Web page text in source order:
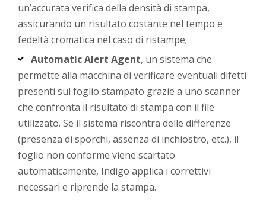
un’accurata verifica della densità di stampa,
assicurando un risultato costante nel tempo e
fedeltà cromatica nel caso di ristampe;
Automatic Alert Agent, un sistema che
permette alla macchina di verificare eventuali difetti
presenti sul foglio stampato grazie a uno scanner
che confronta il risultato di stampa con il file
utilizzato. Se il sistema riscontra delle differenze
(presenza di sporchi, assenza di inchiostro, etc.), il
foglio non conforme viene scartato
automaticamente, Indigo applica i correttivi
necessari e riprende la stampa.